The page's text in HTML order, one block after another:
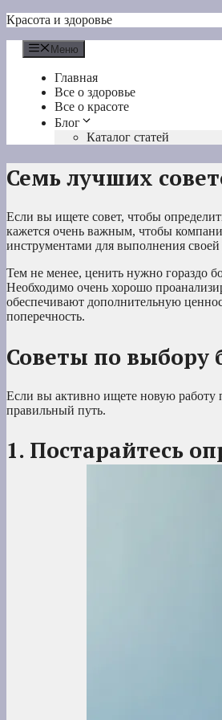
Перейти
содержимому
Красота и здоровье
Меню
Главная
Все о здоровье
Все о красоте
Блог
Каталог статей
Семь лучших
Если вы ищете совет, чтобы
кажется очень важным, чтобы
инструментами для выполнения своей
Тем не менее, ценить нужно гораздо
Необходимо очень хорошо
обеспечивают дополнительную
поперечность.
Советы по выбору
Если вы активно ищете новую работу
правильный путь.
1. Постарайтесь